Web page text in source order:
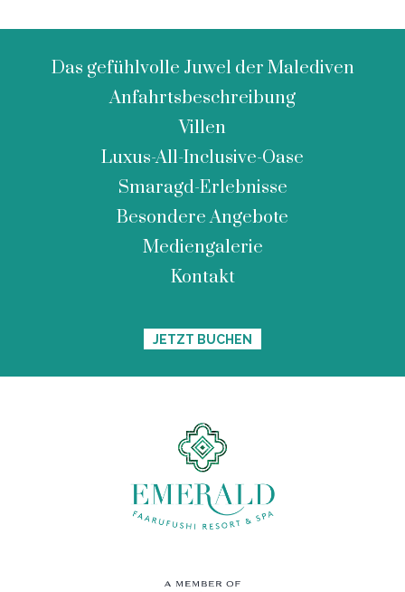
Das gefühlvolle Juwel der Malediven
Anfahrtsbeschreibung
Villen
Luxus-All-Inclusive-Oase
Smaragd-Erlebnisse
Besondere Angebote
Mediengalerie
Kontakt
JETZT BUCHEN